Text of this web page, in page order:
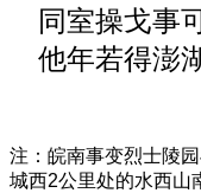
同室操戈事
他年若得澎
注：皖南事变烈士陵
城西2公里处的水西山